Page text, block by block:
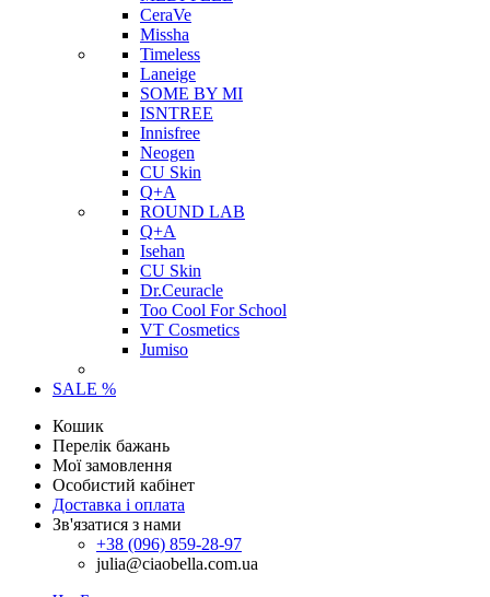
CeraVe
Missha
Timeless
Laneige
SOME BY MI
ISNTREE
Innisfree
Neogen
CU Skin
Q+A
ROUND LAB
Q+A
Isehan
CU Skin
Dr.Ceuracle
Too Cool For School
VT Cosmetics
Jumiso
SALE %
Кошик
Перелік бажань
Мої замовлення
Особистий кабінет
Доставка і оплата
Зв'язатися з нами
+38 (096) 859-28-97
julia@ciaobella.com.ua